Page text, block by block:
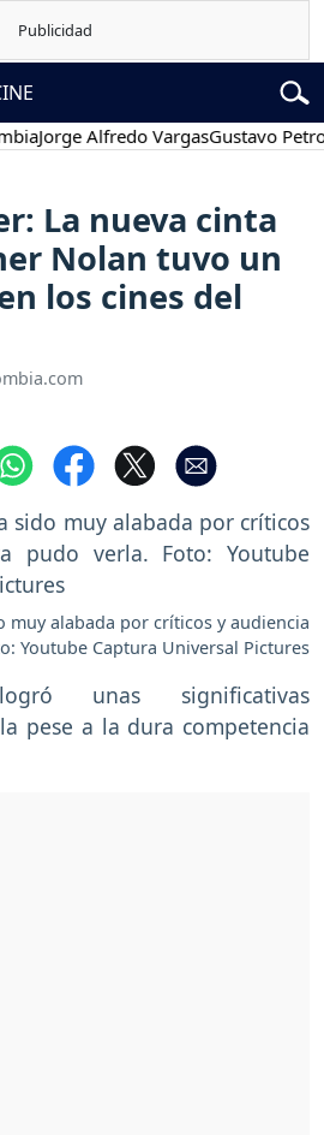
Alfredo VargasGustavo Petro
La nueva cinta
Nolan tuvo un
los cines del
muy alabada por críticos y audiencia
Youtube Captura Universal Pictures
unas significativas
pese a la dura competencia